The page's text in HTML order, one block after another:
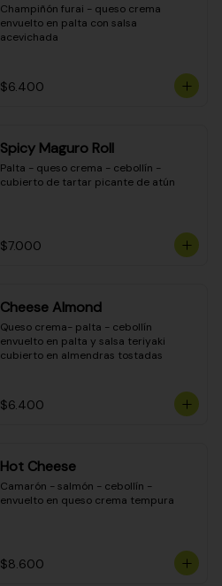
Champiñón furai - queso crema
envuelto en palta con salsa
acevichada
$6.400
Spicy Maguro Roll
Palta - queso crema - cebollín -
cubierto de tartar picante de atún
$7.000
Cheese Almond
Queso crema- palta - cebollín
envuelto en palta y salsa teriyaki
cubierto en almendras tostadas
$6.400
Hot Cheese
Camarón - salmón - cebollín -
envuelto en queso crema tempura
$8.600